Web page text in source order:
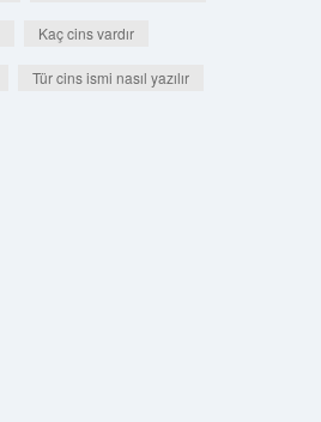
Kaç cins vardır
Tür cins ismi nasıl yazılır